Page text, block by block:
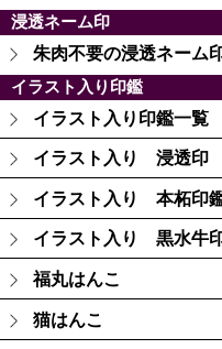
浸透ネーム印
朱肉不要の浸透ネーム
イラスト入り印鑑
イラスト入り印鑑一覧
イラスト入り 浸透印
イラスト入り 本柘印
イラスト入り 黒水牛
福丸はんこ
猫はんこ